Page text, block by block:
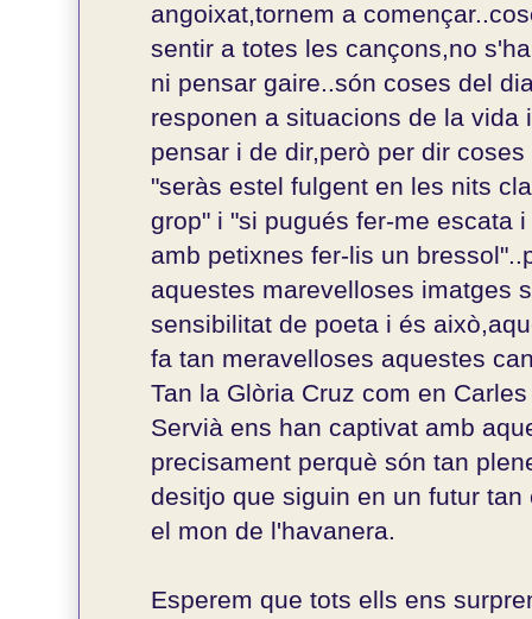
angoixat,tornem a
sentir a totes les cançons,no
ni pensar gaire..són coses del
responen a situacions de la vida
pensar i de dir,però per dir
"seràs estel fulgent en les nits
grop" i "si pugués fer-me escata
amb petixnes fer-lis un
aquestes marevelloses imatges
sensibilitat de poeta i és
fa tan meravelloses aquestes
Tan la Glòria Cruz com en
Servià ens han captivat amb
precisament perquè són tan
desitjo que siguin en un futur
el mon de l'havanera.
Esperem que tots ells ens